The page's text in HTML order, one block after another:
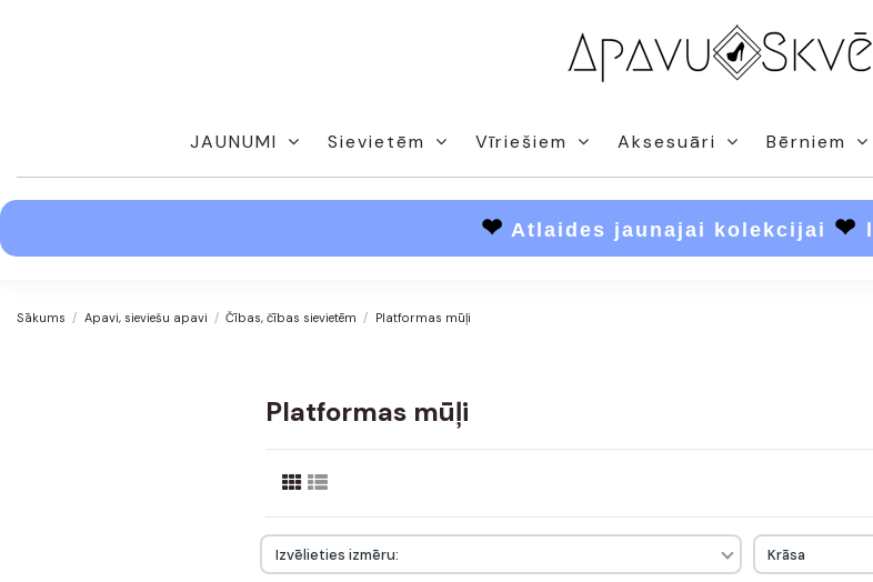
JAUNUMI Sievietēm Vīriešiem Aksesuāri Bērniem
❤ Atlaides jaunajai kolekcijai ❤
Sākums Apavi, sieviešu apavi Čības, čības sievietēm Platformas mūļi
Platformas mūļi
Izvēlieties izmēru: Krāsa